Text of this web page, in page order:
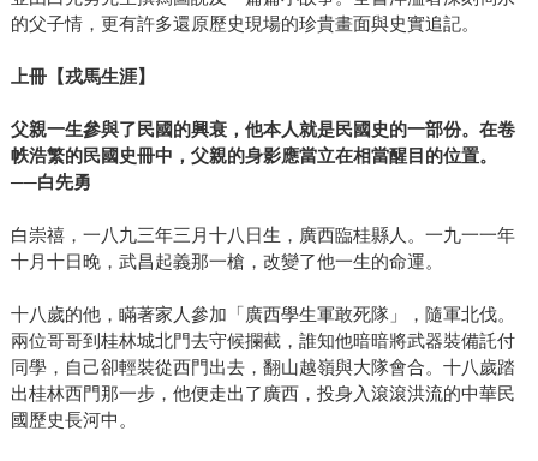
包容，融化學子，釋放父母，證明一個溫暖的家庭，足以長
久療癒千千萬萬個受傷的家庭。為全球競爭的快世界，傳承
家庭支持的慢力量，大直若屈，似弱實強。 ◎十大最具影響
保、福利、競選支票，當代政治可謂是收購、補貼的倫理辯
論，商業則是對權利的議價。媒體愚民，教育反智，今日思
考工具即是求生工具。 《過得還不錯的一年》 資本主義以快
消費卻更不快樂，原來快樂不是報償，是人我、身心的平衡
指標，來自生活細節籌劃取捨的哲學實踐。 《真原醫》 身體
即是經濟興衰的戰場。面對高壓亂世，作者提倡體諒、感
恩、慈悲、靜坐，開拓全人視野：沒命焦急往前衝時，停一
停，看見你我已經完美，不假外求。 《你要如何衡量你的人
生？》 大人教我們飯後別洗碗，去K書；我們便學會犧牲家
庭去拼事業，成就非凡，悔不當初。正如國家發展來自經濟
的父子情，更有許多還原歷史現場的珍貴畫面與史實追記。
上冊【戎馬生涯】
父親一生參與了民國的興衰，他本人就是民國史的一部份。在卷
帙浩繁的民國史冊中，父親的身影應當立在相當醒目的位置。
──白先勇
白崇禧，一八九三年三月十八日生，廣西臨桂縣人。一九一一年
十月十日晚，武昌起義那一槍，改變了他一生的命運。
十八歲的他，瞞著家人參加「廣西學生軍敢死隊」，隨軍北伐。
兩位哥哥到桂林城北門去守候攔截，誰知他暗暗將武器裝備託付
同學，自己卻輕裝從西門出去，翻山越嶺與大隊會合。十八歲踏
出桂林西門那一步，他便走出了廣西，投身入滾滾洪流的中華民
國歷史長河中。